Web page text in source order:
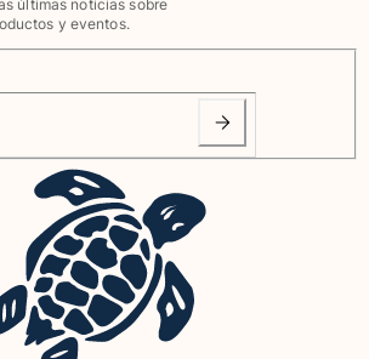
de playa
últimas noticias sobre
y eventos.